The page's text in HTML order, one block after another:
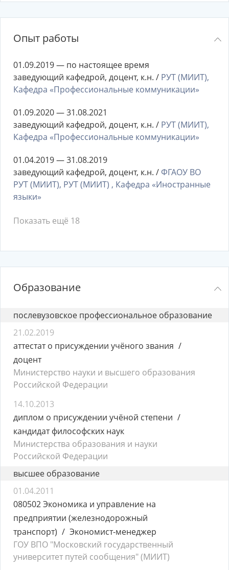
Опыт работы
01.09.2019 — по настоящее время
заведующий кафедрой, доцент, к.н. / РУТ (МИИТ),
Кафедра «Профессиональные коммуникации»
01.09.2020 — 31.08.2021
заведующий кафедрой, доцент, к.н. / РУТ (МИИТ),
Кафедра «Профессиональные коммуникации»
01.04.2019 — 31.08.2019
заведующий кафедрой, доцент, к.н. /ФГАОУ ВО
РУТ (МИИТ), РУТ (МИИТ) , Кафедра «Иностранные
языки»
Показать ещё 18
Образование
послевузовское профессиональное образование
21.02.2019
аттестат о присуждении учёного звания
доцент
Министерство науки и высшего образования
Российской Федерации
14.10.2013
диплом о присуждении учёной степени
кандидат философских наук
Министерства образования и науки
Российской Федерации
высшее образование
01.04.2011
080502 Экономика и управление на
предприятии (железнодорожный
транспорт)
Экономист-менеджер
ГОУ ВПО "Московский государственный
университет путей сообщения" (МИИТ)